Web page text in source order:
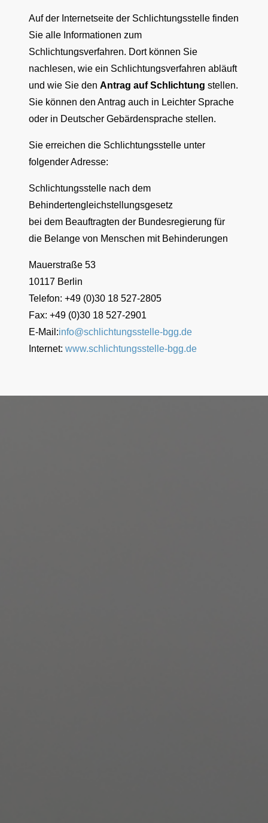
Auf der Internetseite der Schlichtungsstelle finden
Sie alle Informationen zum
Schlichtungsverfahren. Dort können Sie
nachlesen, wie ein Schlichtungsverfahren abläuft
und wie Sie den Antrag auf Schlichtung stellen.
Sie können den Antrag auch in Leichter Sprache
oder in Deutscher Gebärdensprache stellen.
Sie erreichen die Schlichtungsstelle unter
folgender Adresse:
Schlichtungsstelle nach dem
Behindertengleichstellungsgesetz
bei dem Beauftragten der Bundesregierung für
die Belange von Menschen mit Behinderungen
Mauerstraße 53
10117 Berlin
Telefon: +49 (0)30 18 527-2805
Fax: +49 (0)30 18 527-2901
E-Mail:info@schlichtungsstelle-bgg.de
Internet: www.schlichtungsstelle-bgg.de